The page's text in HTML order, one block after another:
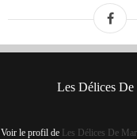
Les Délices
Voir le profil de Les Délices De